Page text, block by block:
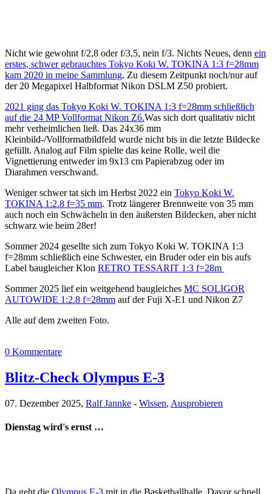
Nicht wie gewohnt f/2,8 oder f/3,5, nein f/3. Nichts Neues, denn ein
erstes, schwer gebrauchtes Tokyo Koki W. TOKINA 1:3 f=28mm
kam 2020 in meine Sammlung. Zu diesem Zeitpunkt noch/nur auf
der 20 Megapixel Halbformat Nikon DSLM Z50 probiert.
2021 ging das Tokyo Koki W. TOKINA 1:3 f=28mm schließlich
auf die 24 MP Vollformat Nikon Z6.Was sich dort qualitativ nicht
mehr verheimlichen ließ. Das 24x36 mm
Kleinbild-/Vollformatbildfeld wurde nicht bis in die letzte Bildecke
gefüllt. Analog auf Film spielte das keine Rolle, weil die
Vignettierung entweder im 9x13 cm Papierabzug oder im
Diarahmen verschwand.
Weniger schwer tat sich im Herbst 2022 ein Tokyo Koki W.
TOKINA 1:2.8 f=35 mm. Trotz längerer Brennweite von 35 mm
auch noch ein Schwächeln in den äußersten Bildecken, aber nicht
schwarz wie beim 28er!
Sommer 2024 gesellte sich zum Tokyo Koki W. TOKINA 1:3
f=28mm schließlich eine Schwester, ein Bruder oder ein bis aufs
Label baugleicher Klon RETRO TESSARIT 1:3 f=28m
Sommer 2025 lief ein weitgehend baugleiches MC SOLIGOR
AUTOWIDE 1:2.8 f=28mm auf der Fuji X-E1 und Nikon Z7
Alle auf dem zweiten Foto.
0 Kommentare
Blitz-Check Olympus E-3
07. Dezember 2025, Ralf Jannke - Wissen, Ausprobieren
Dienstag wird's ernst …